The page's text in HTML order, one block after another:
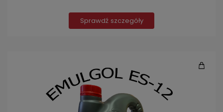
Sprawdź szczegóły